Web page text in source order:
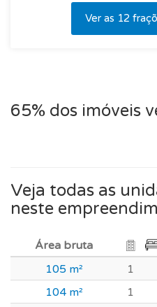
Ver as 12
65% dos imóveis
Veja todas as
neste
Área bruta
105 m²
1
104 m²
1